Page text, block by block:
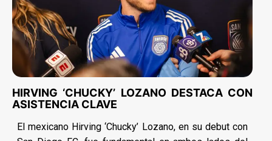
HIRVING ‘CHUCKY’ LOZANO DESTACA CON
ASISTENCIA CLAVE
El mexicano Hirving ‘Chucky’ Lozano, en su debut con